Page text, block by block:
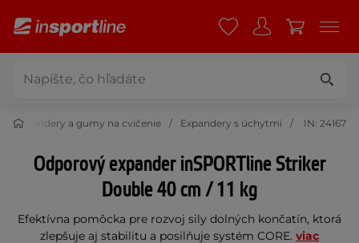
Expandery a gumy na cvičenie Expandery s úchytmi IN: 24167
Odporový expander inSPORTline Striker
Double 40 cm / 11 kg
Efektívna pomôcka pre rozvoj sily dolných končatín, ktorá
zlepšuje aj stabilitu a posilňuje systém CORE. viac